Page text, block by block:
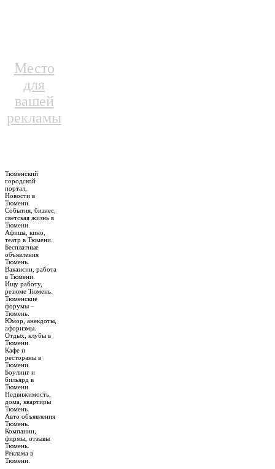
Место
для
вашей
рекламы
Тюменский
городской
портал.
Новости в
Тюмени.
События, бизнес,
светская жизнь в
Тюмени.
Афиша, кино,
театр в Тюмени.
Бесплатные
объявления
Тюмень.
Вакансии, работа
в Тюмени.
Ищу работу,
резюме Тюмень.
Тюменские
форумы –
Тюмень.
Юмор, анекдоты,
афоризмы.
Отдых, клубы в
Тюмени.
Кафе и
рестораны в
Тюмени.
Боулинг и
бильярд в
Тюмени.
Недвижимость,
дома, квартиры
Тюмень.
Авто объявления
Тюмень.
Компании,
фирмы, отзывы
Тюмень.
Реклама в
Тюмени.